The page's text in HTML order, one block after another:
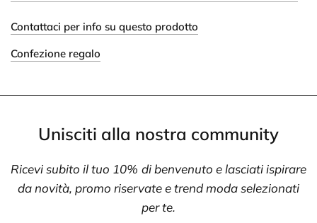
Contattaci per info su questo prodotto
Confezione regalo
Unisciti alla nostra community
Ricevi subito il tuo 10% di benvenuto e lasciati ispirare
da novità, promo riservate e trend moda selezionati
per te.